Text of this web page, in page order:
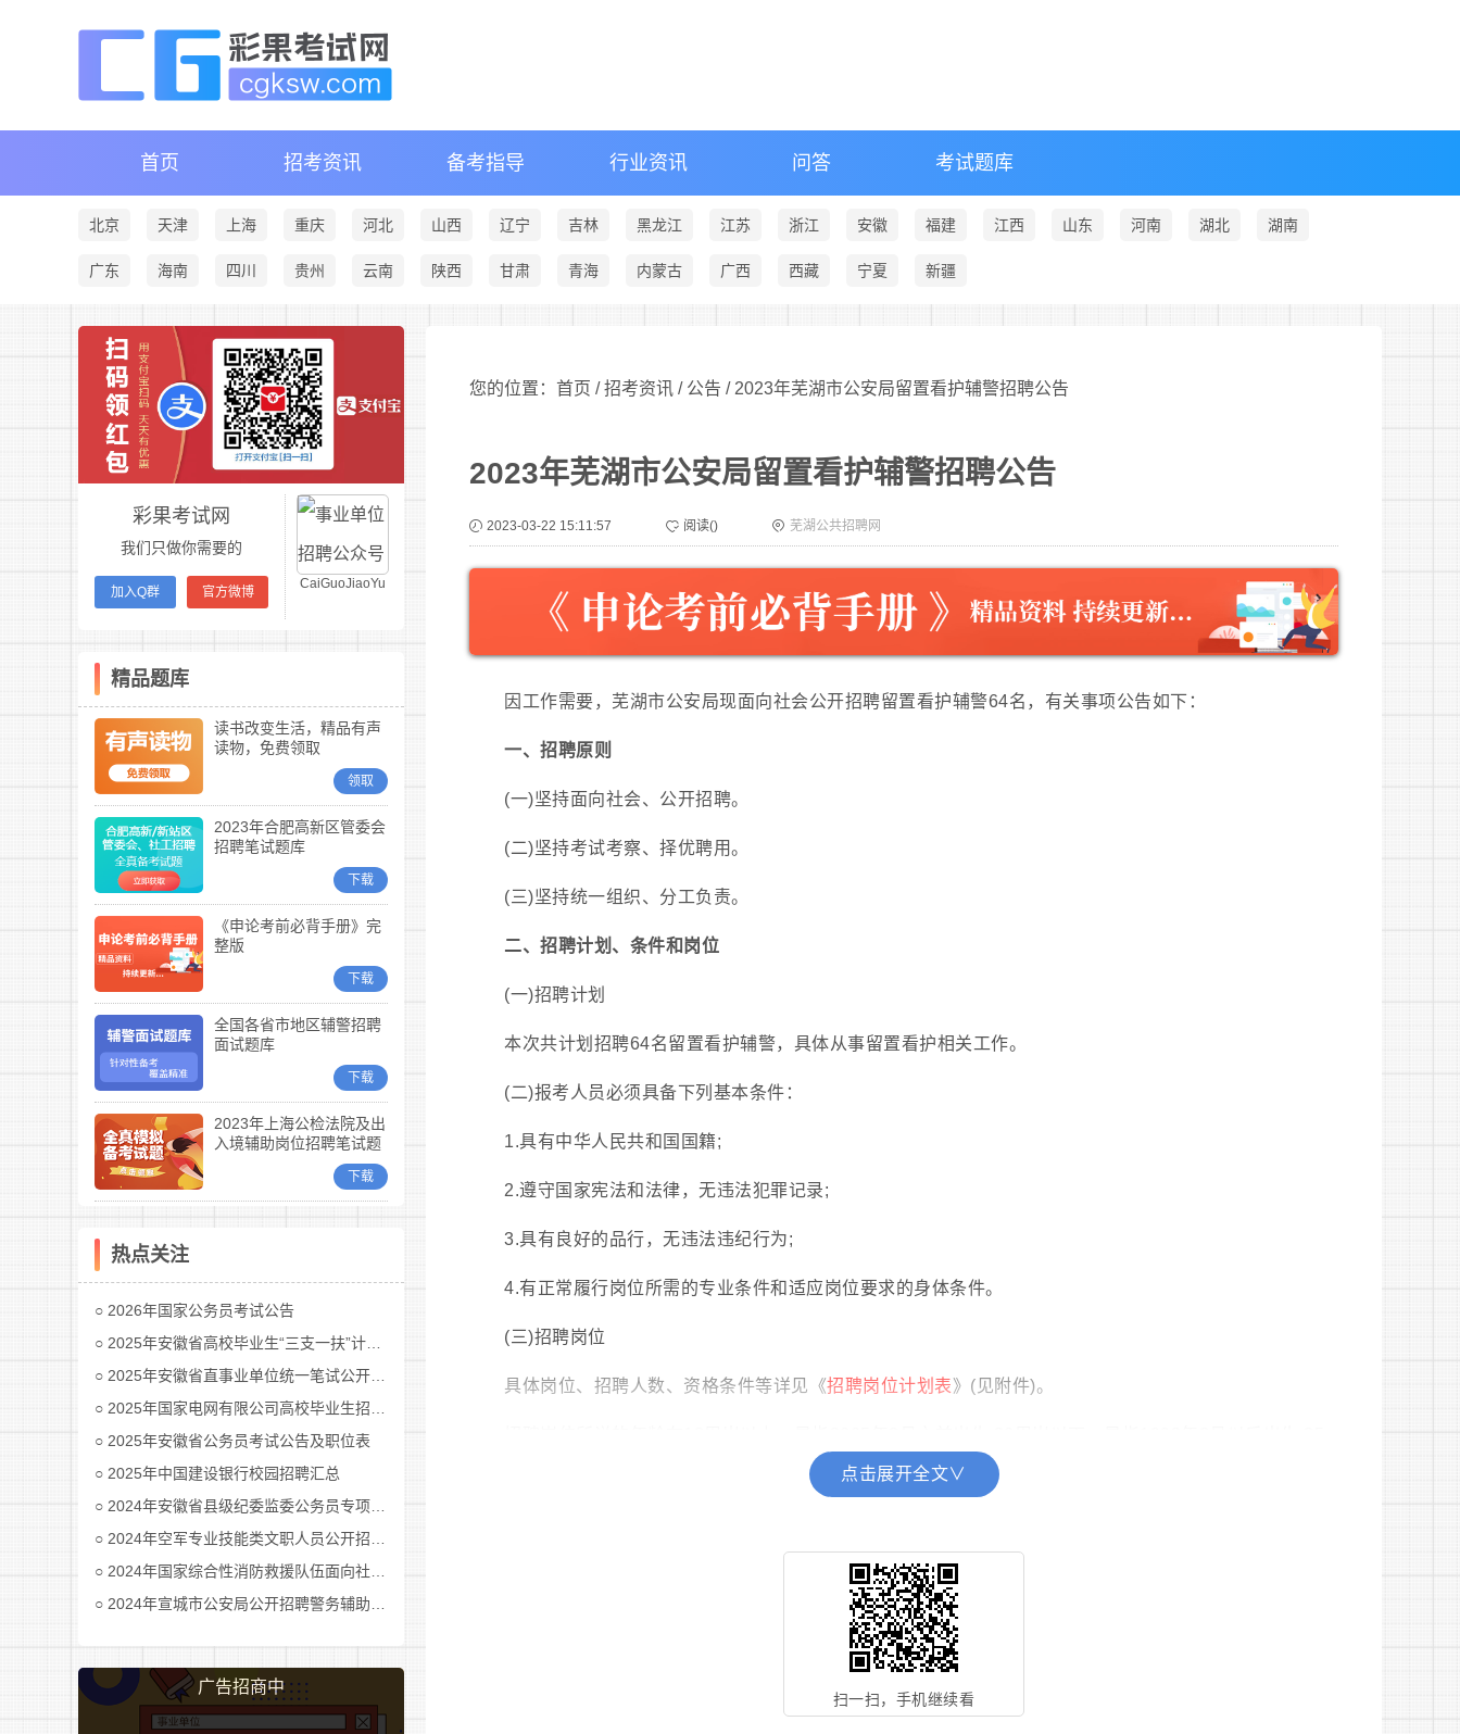
首页 招考资讯 备考指导 行业资讯 问答 考试题库
北京 天津 上海 重庆 河北 山西 辽宁 吉林 黑龙江 江苏 浙江 安徽 福建 江西 山东 河南 湖北 湖南
广东 海南 四川 贵州 云南 陕西 甘肃 青海 内蒙古 广西 西藏 宁夏 新疆
彩果考试网
我们只做你需要的
加入Q群 官方微博
CaiGuoJiaoYu
精品题库
读书改变生活，精品有声
读物，免费领取
领取
2023年合肥高新区管委会
招聘笔试题库
下载
《申论考前必背手册》完
整版
下载
全国各省市地区辅警招聘
面试题库
下载
2023年上海公检法院及出
入境辅助岗位招聘笔试题
下载
热点关注
2026年国家公务员考试公告
2025年安徽省高校毕业生“三支一扶”计划招募公告
2025年安徽省直事业单位统一笔试公开招聘工作人员公告
2025年国家电网有限公司高校毕业生招聘公告(第二批)汇总
2025年安徽省公务员考试公告及职位表
2025年中国建设银行校园招聘汇总
2024年安徽省县级纪委监委公务员专项招考公告及职位表汇总
2024年空军专业技能类文职人员公开招考公告
2024年国家综合性消防救援队伍面向社会招录消防员公告
2024年宣城市公安局公开招聘警务辅助人员公告
广告招商中
您的位置：首页 /招考资讯 / 公告 / 2023年芜湖市公安局留置看护辅警招聘公告
2023年芜湖市公安局留置看护辅警招聘公告
2023-03-22 15:11:57 阅读() 芜湖公共招聘网
因工作需要，芜湖市公安局现面向社会公开招聘留置看护辅警64名，有关事项公告如下：
一、招聘原则
(一)坚持面向社会、公开招聘。
(二)坚持考试考察、择优聘用。
(三)坚持统一组织、分工负责。
二、招聘计划、条件和岗位
(一)招聘计划
本次共计划招聘64名留置看护辅警，具体从事留置看护相关工作。
(二)报考人员必须具备下列基本条件：
1.具有中华人民共和国国籍;
2.遵守国家宪法和法律，无违法犯罪记录;
3.具有良好的品行，无违法违纪行为;
4.有正常履行岗位所需的专业条件和适应岗位要求的身体条件。
(三)招聘岗位
具体岗位、招聘人数、资格条件等详见《招聘岗位计划表》(见附件)。
4.经政府人力资源社会保障部门认定具有考试违规行为且在停考期内的人员;
点击展开全文∨
扫一扫，手机继续看